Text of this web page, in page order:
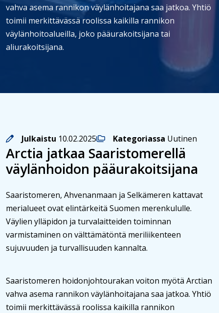
vahva asema rannikon väylänhoitajana saa jatkoa. Yhtiö
toimii merkittävässä roolissa kaikilla rannikon
väylänhoitoalueilla, joko pääurakoitsijana tai
aliurakoitsijana.
Julkaistu 10.02.2025 Kategoriassa Uutinen
Arctia jatkaa Saaristomerellä
väylänhoidon pääurakoitsijana
Saaristomeren, Ahvenanmaan ja Selkämeren kattavat
merialueet ovat elintärkeitä Suomen merenkululle.
Väylien ylläpidon ja turvalaitteiden toiminnan
varmistaminen on välttämätöntä meriliikenteen
sujuvuuden ja turvallisuuden kannalta.
Saaristomeren hoidonjohtourakan voiton myötä Arctian
vahva asema rannikon väylänhoitajana saa jatkoa. Yhtiö
toimii merkittävässä roolissa kaikilla rannikon